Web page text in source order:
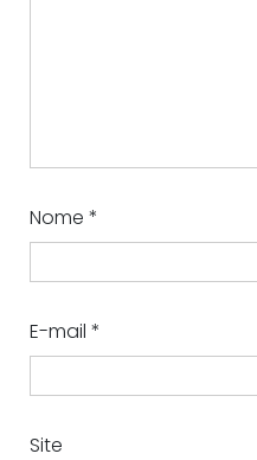
Nome *
E-mail *
Site